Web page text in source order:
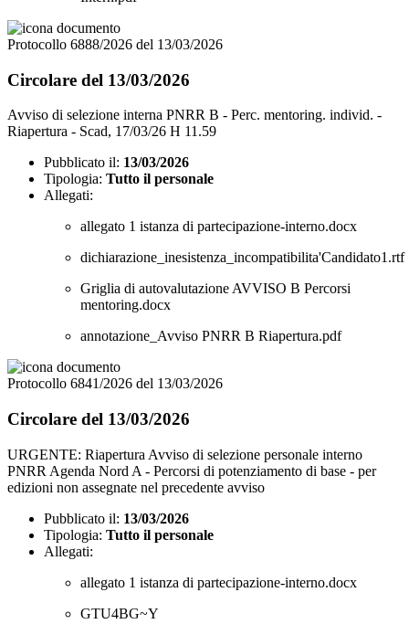
Protocollo 6888/2026 del 13/03/2026
Circolare del 13/03/2026
Avviso di selezione interna PNRR B - Perc. mentoring. individ. -
Riapertura - Scad, 17/03/26 H 11.59
Pubblicato il: 13/03/2026
Tipologia: Tutto il personale
Allegati:
allegato 1 istanza di partecipazione-interno.docx
dichiarazione_inesistenza_incompatibilita'Candidato1.rtf
Griglia di autovalutazione AVVISO B Percorsi
mentoring.docx
annotazione_Avviso PNRR B Riapertura.pdf
Protocollo 6841/2026 del 13/03/2026
Circolare del 13/03/2026
URGENTE: Riapertura Avviso di selezione personale interno
PNRR Agenda Nord A - Percorsi di potenziamento di base - per
edizioni non assegnate nel precedente avviso
Pubblicato il: 13/03/2026
Tipologia: Tutto il personale
Allegati:
allegato 1 istanza di partecipazione-interno.docx
GTU4BG~Y